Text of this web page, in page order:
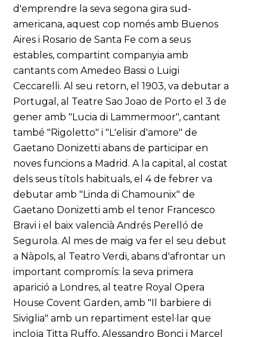
d'emprendre la seva segona gira sud-
americana, aquest cop només amb Buenos
Aires i Rosario de Santa Fe com a seus
estables, compartint companyia amb
cantants com Amedeo Bassi o Luigi
Ceccarelli. Al seu retorn, el 1903, va debutar a
Portugal, al Teatre Sao Joao de Porto el 3 de
gener amb "Lucia di Lammermoor", cantant
també "Rigoletto" i "L'elisir d'amore" de
Gaetano Donizetti abans de participar en
noves funcions a Madrid. A la capital, al costat
dels seus títols habituals, el 4 de febrer va
debutar amb "Linda di Chamounix" de
Gaetano Donizetti amb el tenor Francesco
Bravi i el baix valencià Andrés Perelló de
Segurola. Al mes de maig va fer el seu debut
a Nàpols, al Teatro Verdi, abans d'afrontar un
important compromís: la seva primera
aparició a Londres, al teatre Royal Opera
House Covent Garden, amb "Il barbiere di
Siviglia" amb un repartiment estel·lar que
incloïa Titta Ruffo, Alessandro Bonci i Marcel